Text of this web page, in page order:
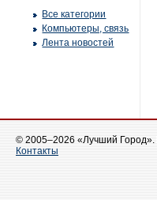
Все категории
Компьютеры, связь
Лента новостей
© 2005–2026 «Лучший
Контакты